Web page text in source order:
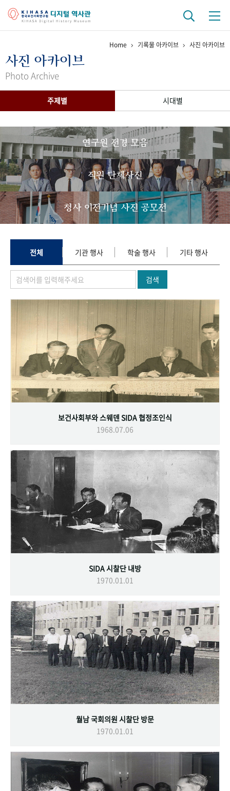
걸어온 길 기관 변천사
간행물 변천사
기록물 아카이브
사진 아카이브 문서 기록물 행정박물 영상 기록물
50+1 주년 기념
성과 50선 숫자로 보는 50년
세계와 함께 한 KIHASA
VR 역사관
Home 기록물 아카이브 사진 아카이브
사진 아카이브
Photo Archive
주제별 시대별
연구원 전경 모음
직원 단체사진
청사 이전기념 사진 공모전
전체 기관 행사 학술 행사 기타 행사
검색
보건사회부와 스웨덴 SIDA 협정조인식
1968.07.06
SIDA 시찰단 내방
1970.01.01
월남 국회의원 시찰단 방문
1970.01.01